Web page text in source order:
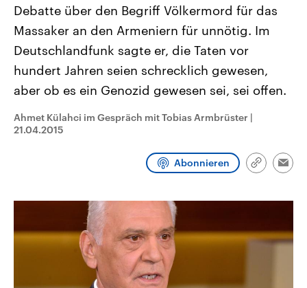
USA
Aktuelle Beiträge, Analysen und
Hintergründe
Wirtschaftlich und militärisch
gehören die Vereinigten Staaten zu
den mächtigsten Ländern der Erde,
mit großem Einfluss auf das
Nahostkonflikt
Aktuelle Lage und
Der Überfall der
Terrororganisation Hamas
Oktober 2023 auf Israel
Region wieder die Gewalt
Israel möchte die Hamas
Diese wird wie die
Libanon vom Iran
Sendungen Programm Podcasts
Debatte über den Begriff Völkermord für das
Massaker an den Armeniern für unnötig. Im
Deutschlandfunk sagte er, die Taten vor
hundert Jahren seien schrecklich gewesen,
aber ob es ein Genozid gewesen sei, sei offen.
Ahmet Külahci im Gespräch mit Tobias Armbrüster |
21.04.2015
Abonnieren
Link